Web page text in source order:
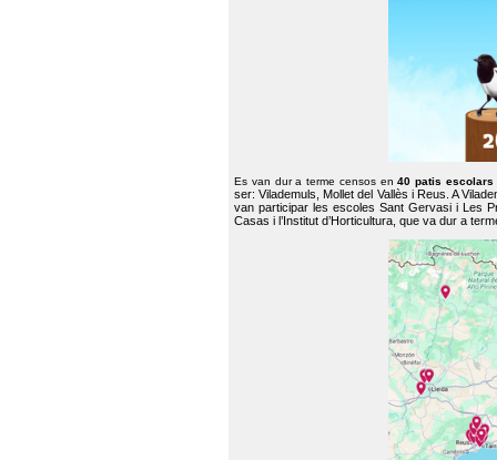
Es van dur a terme censos en40 patis escolars
ser: Vilademuls, Mollet del Vallès i Reus. A
van participar les escoles Sant Gervasi i Les
Casas i l’Institut d’Horticultura, que va dur a